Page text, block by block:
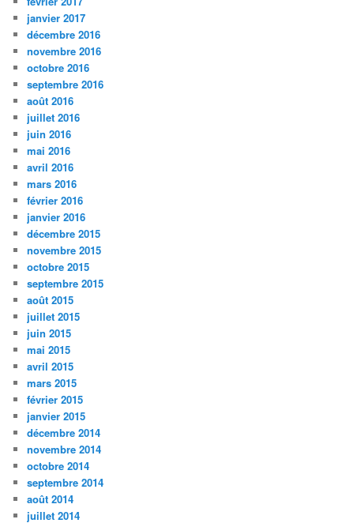
janvier 2017
décembre 2016
novembre 2016
octobre 2016
septembre 2016
août 2016
juillet 2016
juin 2016
mai 2016
avril 2016
mars 2016
février 2016
janvier 2016
décembre 2015
novembre 2015
octobre 2015
septembre 2015
août 2015
juillet 2015
juin 2015
mai 2015
avril 2015
mars 2015
février 2015
janvier 2015
décembre 2014
novembre 2014
octobre 2014
septembre 2014
août 2014
juillet 2014